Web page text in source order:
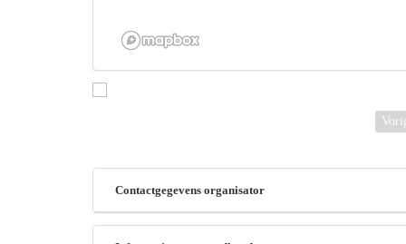
Contactgegevens organisator